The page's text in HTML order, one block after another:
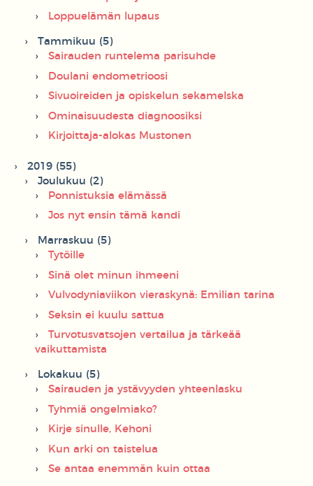
Loppuelämän lupaus
Tammikuu (5)
Sairauden runtelema parisuhde
Doulani endometrioosi
Sivuoireiden ja opiskelun sekamelska
Ominaisuudesta diagnoosiksi
Kirjoittaja-alokas Mustonen
2019 (55)
Joulukuu (2)
Ponnistuksia elämässä
Jos nyt ensin tämä kandi
Marraskuu (5)
Tytöille
Sinä olet minun ihmeeni
Vulvodyniaviikon vieraskynä: Emilian tarina
Seksin ei kuulu sattua
Turvotusvatsojen vertailua ja tärkeää
vaikuttamista
Lokakuu (5)
Sairauden ja ystävyyden yhteenlasku
Tyhmiä ongelmiako?
Kirje sinulle, Kehoni
Kun arki on taistelua
Se antaa enemmän kuin ottaa